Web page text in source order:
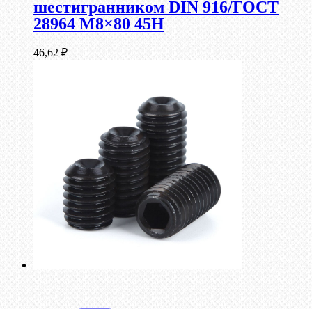
шестигранником DIN 916/ГОСТ
28964 М8×80 45Н
46,62 ₽